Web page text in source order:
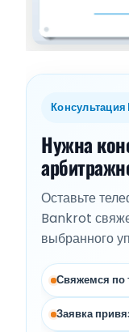
Нужна
Оставьте
Bankrot
выбранного
Свяжемся по
Заявка